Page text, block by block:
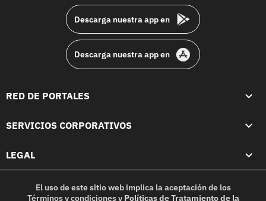
Descarga nuestra app en
Descarga nuestra app en
RED DE PORTALES
SERVICIOS CORPORATIVOS
LEGAL
El uso de este sitio web implica la aceptación de los
Términos y condicionesy Políticas de Tratamiento de la